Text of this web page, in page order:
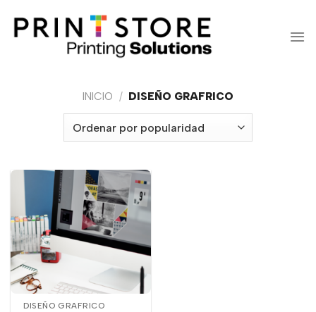
contenido
INICIO / DISEÑO GRAFRICO
DISEÑO GRAFRICO